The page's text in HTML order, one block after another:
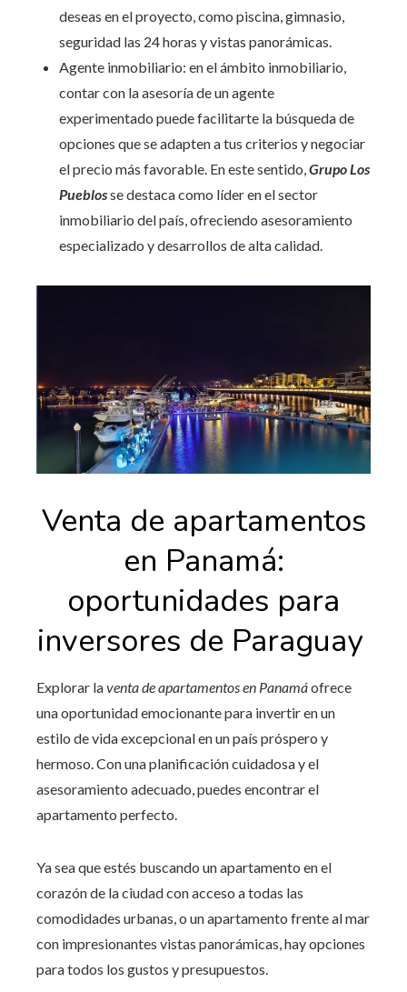
deseas en el proyecto, como piscina, gimnasio,
seguridad las 24 horas y vistas panorámicas.
Agente inmobiliario: en el ámbito inmobiliario,
contar con la asesoría de un agente
experimentado puede facilitarte la búsqueda de
opciones que se adapten a tus criterios y negociar
el precio más favorable. En este sentido, Grupo Los
Pueblosse destaca como líder en el sector
inmobiliario del país, ofreciendo asesoramiento
especializado y desarrollos de alta calidad.
Venta de apartamentos
en Panamá:
oportunidades para
inversores de Paraguay
Explorar laventa de apartamentos en Panamáofrece
una oportunidad emocionante para invertir en un
estilo de vida excepcional en un país próspero y
hermoso. Con una planificación cuidadosa y el
asesoramiento adecuado, puedes encontrar el
apartamento perfecto.
Ya sea que estés buscando un apartamento en el
corazón de la ciudad con acceso a todas las
comodidades urbanas, o un apartamento frente al mar
con impresionantes vistas panorámicas, hay opciones
para todos los gustos y presupuestos.